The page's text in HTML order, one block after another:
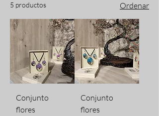
5 productos Ordenar
Conjunto
flores
Conjunto
flores